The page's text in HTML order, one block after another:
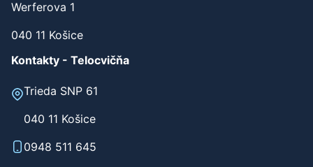
Werferova 1
040 11 Košice
Kontakty - Telocvičňa
Trieda SNP 61
040 11 Košice
0948 511 645